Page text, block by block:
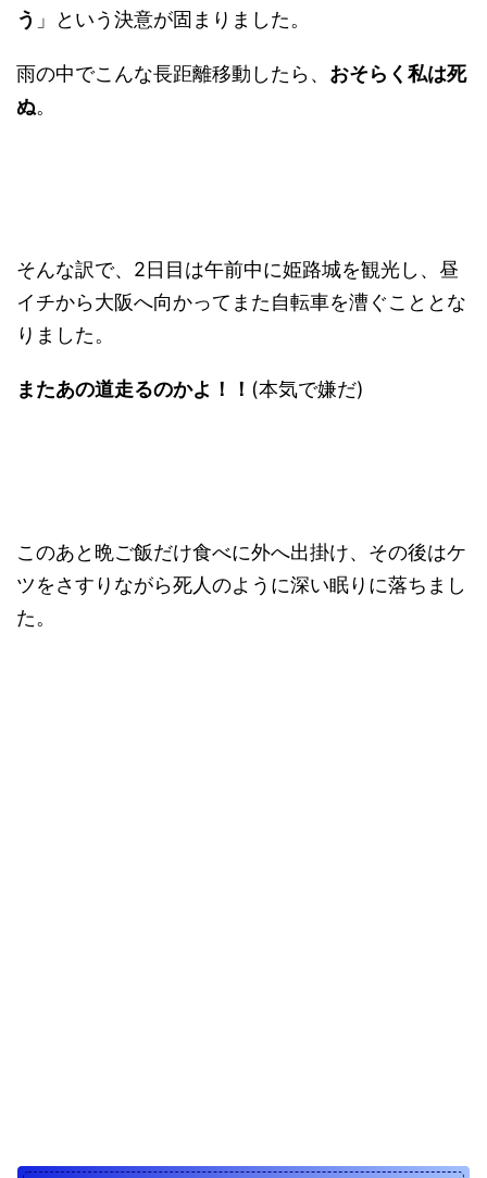
う 」という決意が固まりました。
雨の中でこんな長距離移動したら、 おそらく私は死
ぬ。
そんな訳で、2日目は午前中に姫路城を観光し、昼
イチから大阪へ向かってまた自転車を漕ぐこととな
りました。
またあの道走るのかよ！！ (本気で嫌だ)
このあと晩ご飯だけ食べに外へ出掛け、その後はケ
ツをさすりながら死人のように深い眠りに落ちまし
た。